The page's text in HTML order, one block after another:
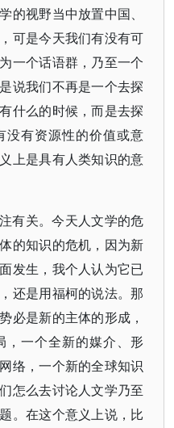
的视野当中放置中国、
可是今天我们有没有可
一个话语群，乃至一个
说我们不再是一个去探
什么的时候，而是去探
没有资源性的价值或意
上是具有人类知识的意
有关。今天人文学的危
的知识的危机，因为新
发生，我个人认为它已
还是用福柯的说法。那
必是新的主体的形成，
，一个全新的媒介、形
络，一个新的全球知识
怎么去讨论人文学乃至
。在这个意义上说，比